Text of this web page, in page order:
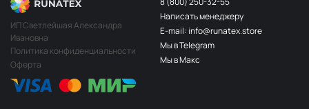
Айвори
НЩ109
НЩ249
Салатовый
НЩ251
Лайм
ИП Светлейшая Александра
Ивановна
Политика конфиденциальности
Оферта
Написать менеджеру
E-mail: info@runatex.store
Мы в Telegram
Мы в Макс